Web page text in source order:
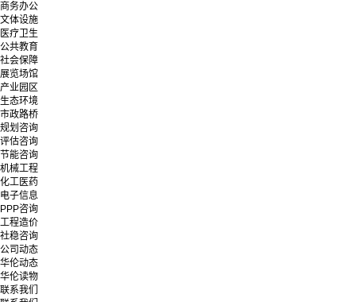
商务办公
文体设施
医疗卫生
公共教育
社会保障
展览场馆
产业园区
生态环境
市政路桥
规划咨询
评估咨询
节能咨询
机械工程
化工医药
电子信息
PPP咨询
工程造价
社稳咨询
公司动态
华伦动态
华伦读物
联系我们